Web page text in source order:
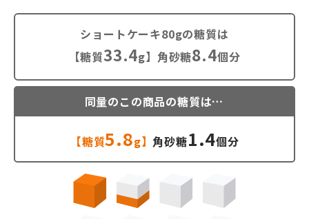
ショートケーキ80gの糖質は
【糖質33.4g】角砂糖8.4個分
同量のこの商品の糖質は…
【糖質5.8g】 角砂糖1.4個分